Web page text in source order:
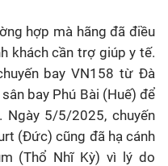
hợp mà hãng đã điều
khách cần trợ giúp y tế.
bay VN158 từ Đà
bay Phú Bài (Huế) để
5/5/2025, chuyến
(Đức) cũng đã hạ cánh
(Thổ Nhĩ Kỳ) vì lý do